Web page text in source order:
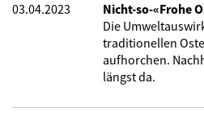
03.04.2023
Nicht-so-«Frohe
Die
traditionellen
aufhorchen.
längst da.